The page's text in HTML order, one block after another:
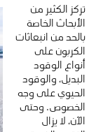
تركز الكثير من
الأبحاث الخاصة
بالحد من انبعاثات
الكربون على
أنواع الوقود
البديل، والوقود
الحيوي على وجه
الخصوص. وحتى
الآن، لا يزال